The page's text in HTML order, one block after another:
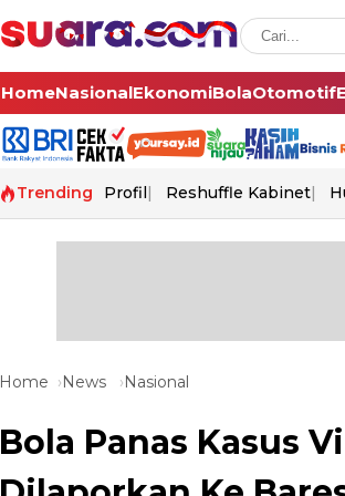
HomeNasionalEkonomiBolaOtomotif
Trending Profil Reshuffle Kabinet
Home News Nasional
Bola Panas Kasus